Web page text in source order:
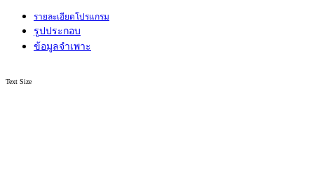
รายละเอียดโปรแกรม
รูปประกอบ
ข้อมูลจำเพาะ
Text Size